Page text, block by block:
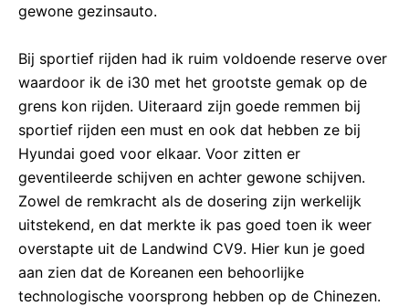
gewone gezinsauto.
Bij sportief rijden had ik ruim voldoende reserve over
waardoor ik de i30 met het grootste gemak op de
grens kon rijden. Uiteraard zijn goede remmen bij
sportief rijden een must en ook dat hebben ze bij
Hyundai goed voor elkaar. Voor zitten er
geventileerde schijven en achter gewone schijven.
Zowel de remkracht als de dosering zijn werkelijk
uitstekend, en dat merkte ik pas goed toen ik weer
overstapte uit de Landwind CV9. Hier kun je goed
aan zien dat de Koreanen een behoorlijke
technologische voorsprong hebben op de Chinezen.